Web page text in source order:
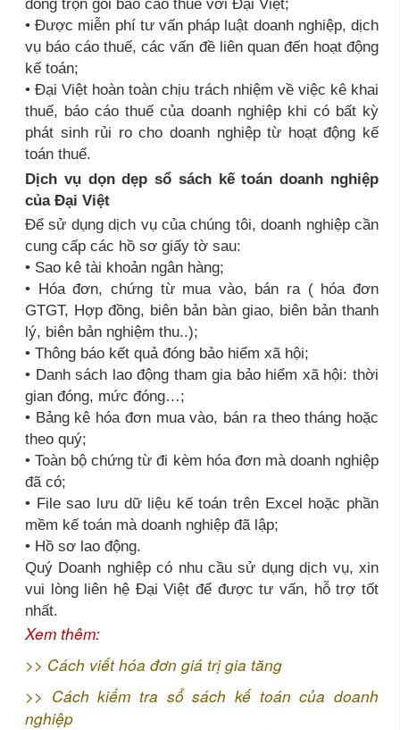
• Được miễn phí tư vấn pháp luật doanh nghiệp, dịch
vụ báo cáo thuế, các vấn đề liên quan đến hoạt động
kế toán;
• Đại Việt hoàn toàn chịu trách nhiệm về việc kê khai
thuế, báo cáo thuế của doanh nghiệp khi có bất kỳ
phát sinh rủi ro cho doanh nghiệp từ hoạt động kế
toán thuế.
Dịch vụ dọn dẹp sổ sách kế toán doanh nghiệp
của Đại Việt
Để sử dụng dịch vụ của chúng tôi, doanh nghiệp cần
cung cấp các hồ sơ giấy tờ sau:
• Sao kê tài khoản ngân hàng;
• Hóa đơn, chứng từ mua vào, bán ra ( hóa đơn
GTGT, Hợp đồng, biên bản bàn giao, biên bản thanh
lý, biên bản nghiệm thu..);
• Thông báo kết quả đóng bảo hiểm xã hội;
• Danh sách lao động tham gia bảo hiểm xã hội: thời
gian đóng, mức đóng…;
• Bảng kê hóa đơn mua vào, bán ra theo tháng hoặc
theo quý;
• Toàn bộ chứng từ đi kèm hóa đơn mà doanh nghiệp
đã có;
• File sao lưu dữ liệu kế toán trên Excel hoặc phần
mềm kế toán mà doanh nghiệp đã lập;
• Hồ sơ lao động.
Quý Doanh nghiệp có nhu cầu sử dụng dịch vụ, xin
vui lòng liên hệ Đại Việt để được tư vấn, hỗ trợ tốt
nhất.
Xem thêm:
>> Cách viết hóa đơn giá trị gia tăng
>> Cách kiểm tra sổ sách kế toán của doanh
nghiệp